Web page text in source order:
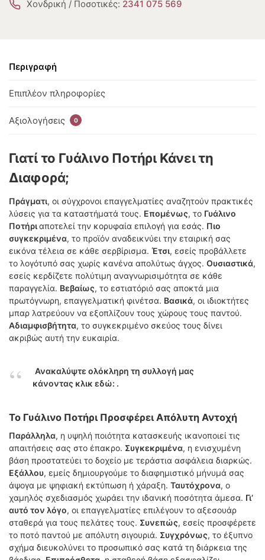
Χονδρική / Ποσοτικές: 2341 075 569
Περιγραφή
Επιπλέον πληροφορίες
Αξιολογήσεις 0
Γιατί το Γυάλινο Ποτήρι Κάνει τη
Διαφορά;
Πράγματι, οι σύγχρονοι επαγγελματίες αναζητούν πρακτικές
λύσεις για τα καταστήματά τους. Επομένως, το Γυάλινο
Ποτήριαποτελεί την κορυφαία επιλογή για εσάς. Πιο
συγκεκριμένα, το προϊόν αναδεικνύει την εταιρική σας
εικόνα τέλεια σε κάθε σερβίρισμα. Έτσι, εσείς προβάλλετε
το λογότυπό σας χωρίς κανένα απολύτως άγχος. Ουσιαστικά,
εσείς κερδίζετε πολύτιμη αναγνωρισιμότητα σε κάθε
παραγγελία. Βεβαίως, το εστιατόριό σας αποκτά μια
πρωτόγνωρη, επαγγελματική φινέτσα. Βασικά, οι ιδιοκτήτες
μπαρ λατρεύουν να εξοπλίζουν τους χώρους τους παντού.
Αδιαμφισβήτητα, το συγκεκριμένο σκεύος τους δίνει
ακριβώς αυτή την ευκαιρία.
Ανακαλύψτε ολόκληρη τη συλλογή μας
κάνοντας κλικ εδώ: .
Το Γυάλινο Ποτήρι Προσφέρει Απόλυτη Αντοχή
Παράλληλα, η υψηλή ποιότητα κατασκευής ικανοποιεί τις
απαιτήσεις σας στο έπακρο. Συγκεκριμένα, η ενισχυμένη
βάση προστατεύει το δοχείο με τεράστια ασφάλεια διαρκώς.
Εξάλλου, εμείς δημιουργούμε το διαφημιστικό μήνυμά σας
άψογα με ψηφιακή εκτύπωση ή χάραξη. Ταυτόχρονα, ο
χαμηλός σχεδιασμός χωράει την ιδανική ποσότητα άμεσα. Γι’
αυτό τον λόγο, οι επαγγελματίες επιλέγουν το αξεσουάρ
σταθερά για τους πελάτες τους. Συνεπώς, εσείς προσφέρετε
το ποτό παντού με απόλυτη σιγουριά. Συγχρόνως, το έξυπνο
σχήμα διευκολύνει το προσωπικό σας κατά τη διάρκεια της